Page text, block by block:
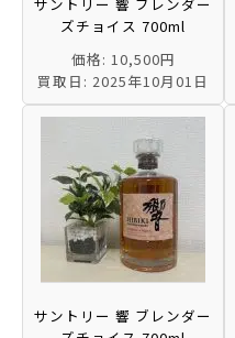
ズチョイス 700ml
価格: 10,500円
買取日: 2025年10月01日
サントリー 響 ブレンダー